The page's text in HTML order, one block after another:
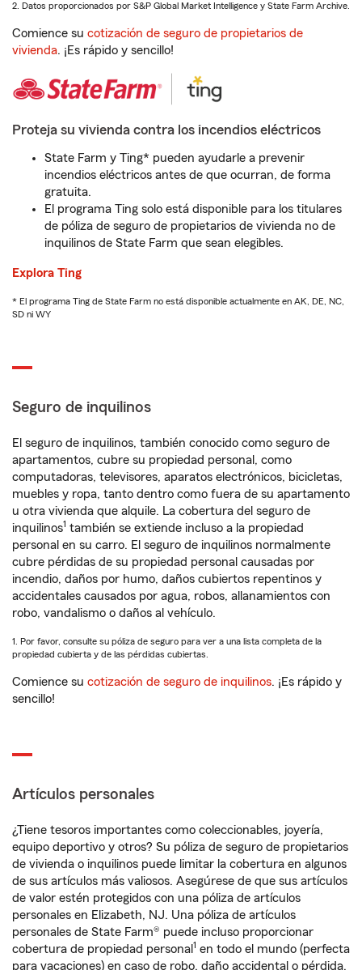
2. Datos proporcionados por S&P Global Market Intelligence y State Farm Archive.
Comience su cotización de seguro de propietarios de
vivienda. ¡Es rápido y sencillo!
Proteja su vivienda contra los incendios eléctricos
State Farm y Ting* pueden ayudarle a prevenir
incendios eléctricos antes de que ocurran, de forma
gratuita.
El programa Ting solo está disponible para los titulares
de póliza de seguro de propietarios de vivienda no de
inquilinos de State Farm que sean elegibles.
Explora Ting
* El programa Ting de State Farm no está disponible actualmente en AK, DE, NC,
SD ni WY
Seguro de inquilinos
El seguro de inquilinos, también conocido como seguro de
apartamentos, cubre su propiedad personal, como
computadoras, televisores, aparatos electrónicos, bicicletas,
muebles y ropa, tanto dentro como fuera de su apartamento
u otra vivienda que alquile. La cobertura del seguro de
inquilinos1 también se extiende incluso a la propiedad
personal en su carro. El seguro de inquilinos normalmente
cubre pérdidas de su propiedad personal causadas por
incendio, daños por humo, daños cubiertos repentinos y
accidentales causados por agua, robos, allanamientos con
robo, vandalismo o daños al vehículo.
1. Por favor, consulte su póliza de seguro para ver a una lista completa de la
propiedad cubierta y de las pérdidas cubiertas.
Comience su cotización de seguro de inquilinos. ¡Es rápido y
sencillo!
Artículos personales
¿Tiene tesoros importantes como coleccionables, joyería,
equipo deportivo y otros? Su póliza de seguro de propietarios
de vivienda o inquilinos puede limitar la cobertura en algunos
de sus artículos más valiosos. Asegúrese de que sus artículos
de valor estén protegidos con una póliza de artículos
personales en Elizabeth, NJ. Una póliza de artículos
personales de State Farm® puede incluso proporcionar
cobertura de propiedad personal 1 en todo el mundo (perfecta
para vacaciones) en caso de robo, daño accidental o pérdida.